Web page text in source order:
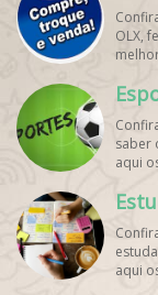
OLX,
saber
aqui
aqui